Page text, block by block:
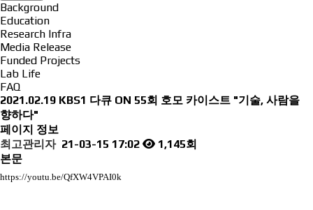
Background
Education
Research Infra
Media Release
Funded Projects
Lab Life
FAQ
2021.02.19 KBS1 다큐 ON 55회 호모 카이스트 "기술, 사람을
향하다"
페이지 정보
최고관리자 21-03-15 17:02
1,145회
본문
https://youtu.be/QfXW4VPAI0k